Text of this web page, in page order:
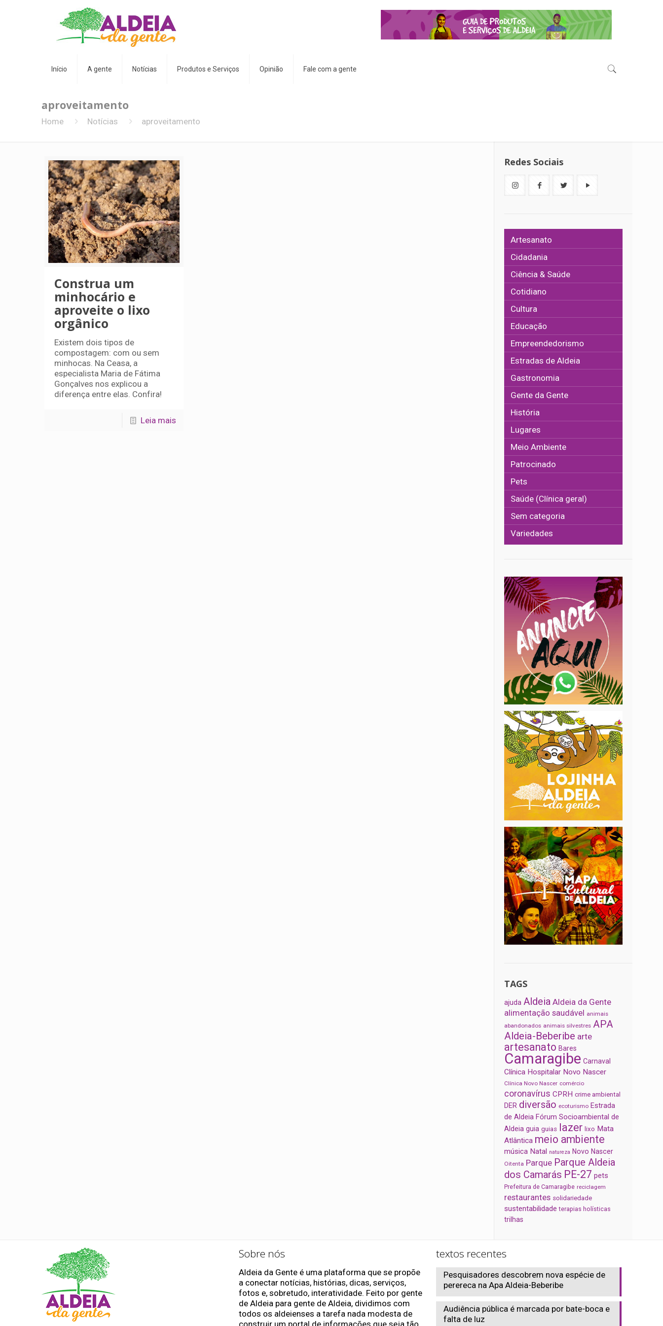
Início A gente Notícias Produtos e Serviços Opinião Fale com a gente
aproveitamento
Home Notícias aproveitamento
Construa um
minhocário e
aproveite o lixo
orgânico
Existem dois tipos de
compostagem: com ou sem
minhocas. Na Ceasa, a
especialista Maria de Fátima
Gonçalves nos explicou a
diferença entre elas. Confira!
Leia mais
Redes Sociais
Artesanato
Cidadania
Ciência & Saúde
Cotidiano
Cultura
Educação
Empreendedorismo
Estradas de Aldeia
Gastronomia
Gente da Gente
História
Lugares
Meio Ambiente
Patrocinado
Pets
Saúde (Clínica geral)
Sem categoria
Variedades
TAGS
ajuda Aldeia Aldeia da Gente
alimentação saudável animais
abandonados animais silvestres APA
Aldeia-Beberibe arte
artesanato Bares
Camaragibe Carnaval
Clínica Hospitalar Novo Nascer
Clínica Novo Nascer comércio
coronavírus CPRH crime ambiental
DER diversão ecoturismo Estrada
de Aldeia Fórum Socioambiental de
Aldeia guia guias lazer lixo Mata
Atlântica meio ambiente
música Natal natureza Novo Nascer
Oitenta Parque Parque Aldeia
dos Camarás PE-27 pets
Prefeitura de Camaragibe reciclagem
restaurantes solidariedade
sustentabilidade terapias holísticas
trilhas
Sobre nós
Aldeia da Gente é uma plataforma que se propõe
a conectar notícias, histórias, dicas, serviços,
fotos e, sobretudo, interatividade. Feito por gente
de Aldeia para gente de Aldeia, dividimos com
todos os aldeienses a tarefa nada modesta de
construir um portal de informações que seja tão
textos recentes
Pesquisadores descobrem nova espécie de
perereca na Apa Aldeia-Beberibe
Audiência pública é marcada por bate-boca e
falta de luz